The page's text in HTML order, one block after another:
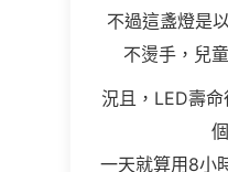
不過這盞燈是
不燙手，兒
況且，LED壽
一天就算用8小